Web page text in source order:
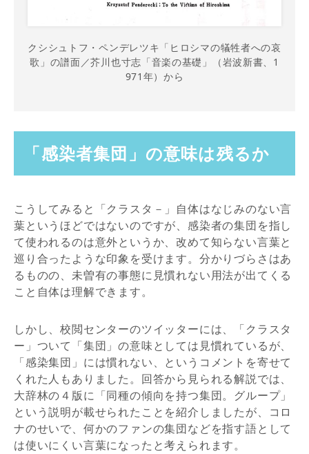
クシシュトフ・ペンデレツキ「ヒロシマの犠牲者への哀
歌」の譜面／芥川也寸志「音楽の基礎」（岩波新書、1
971年）から
「感染者集団」の意味は残るか
こうしてみると「クラスタ－」自体はなじみのない言
葉というほどではないのですが、感染者の集団を指し
て使われるのは意外というか、改めて知らない言葉と
巡り合ったような印象を受けます。分かりづらさはあ
るものの、未曽有の事態に見慣れない用法が出てくる
こと自体は理解できます。
しかし、校閲センターのツイッターには、「クラスタ
ー」ついて「集団」の意味としては見慣れているが、
「感染集団」には慣れない、というコメントを寄せて
くれた人もありました。回答から見られる解説では、
大辞林の４版に「同種の傾向を持つ集団。グループ」
という説明が載せられたことを紹介しましたが、コロ
ナのせいで、何かのファンの集団などを指す語として
は使いにくい言葉になったと考えられます。